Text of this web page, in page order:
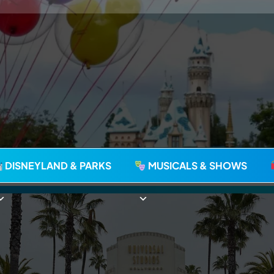
seit 2006
DISNEYLAND & PARKS MUSICALS & SHOWS